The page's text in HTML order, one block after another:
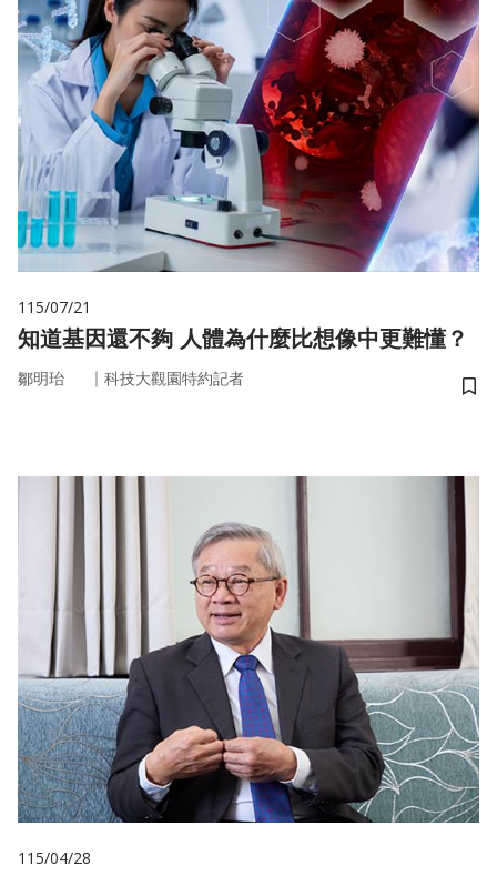
115/07/21
知道基因還不夠 人體為什麼比想像中更難懂？
鄒明珆 ｜ 科技大觀園特約記者
儲
115/04/28